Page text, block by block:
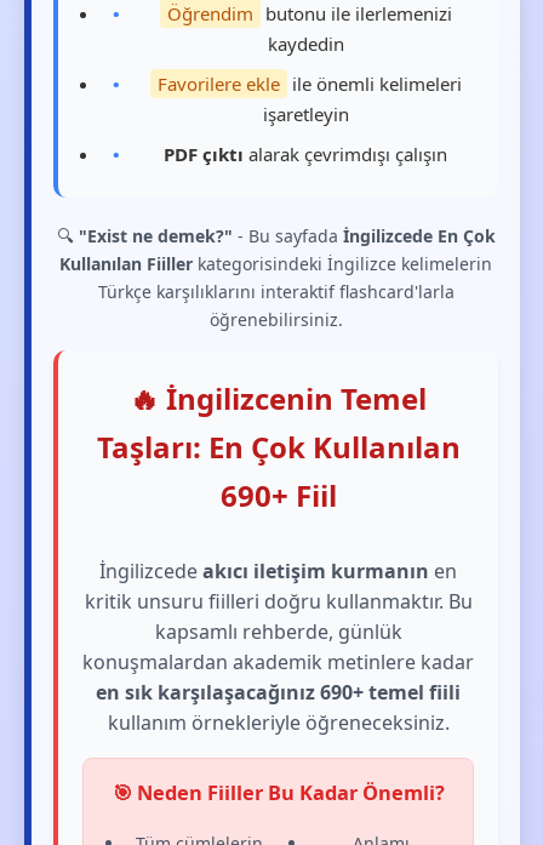
Öğrendim butonu ile ilerlemenizi
kaydedin
Favorilere ekle ile önemli kelimeleri
işaretleyin
PDF çıktı alarak çevrimdışı çalışın
🔍 "Exist ne demek?" - Bu sayfada İngilizcede En Çok
Kullanılan Fiiller kategorisindeki İngilizce kelimelerin
Türkçe karşılıklarını interaktif flashcard'larla
öğrenebilirsiniz.
🔥 İngilizcenin Temel
Taşları: En Çok Kullanılan
690+ Fiil
İngilizcedeakıcı iletişim kurmanın en
kritik unsuru fiilleri doğru kullanmaktır. Bu
kapsamlı rehberde, günlük
konuşmalardan akademik metinlere kadar
en sık karşılaşacağınız 690+ temel fiili
kullanım örnekleriyle öğreneceksiniz.
🎯 Neden Fiiller Bu Kadar Önemli?